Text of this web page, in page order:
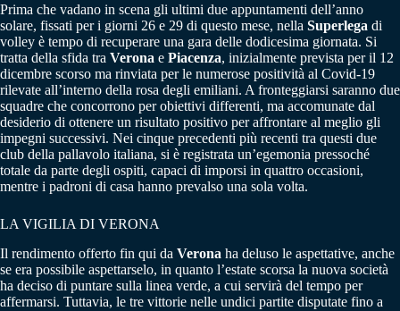
Prima che vadano in scena gli ultimi due appuntamenti dell’anno
solare, fissati per i giorni 26 e 29 di questo mese, nella Superlega di
volley è tempo di recuperare una gara delle dodicesima giornata. Si
tratta della sfida tra Verona e Piacenza, inizialmente prevista per il 12
dicembre scorso ma rinviata per le numerose positività al Covid-19
rilevate all’interno della rosa degli emiliani. A fronteggiarsi saranno due
squadre che concorrono per obiettivi differenti, ma accomunate dal
desiderio di ottenere un risultato positivo per affrontare al meglio gli
impegni successivi. Nei cinque precedenti più recenti tra questi due
club della pallavolo italiana, si è registrata un’egemonia pressoché
totale da parte degli ospiti, capaci di imporsi in quattro occasioni,
mentre i padroni di casa hanno prevalso una sola volta.
LA VIGILIA DI VERONA
Il rendimento offerto fin qui da Verona ha deluso le aspettative, anche
se era possibile aspettarselo, in quanto l’estate scorsa la nuova società
ha deciso di puntare sulla linea verde, a cui servirà del tempo per
affermarsi. Tuttavia, le tre vittorie nelle undici partite disputate fino a